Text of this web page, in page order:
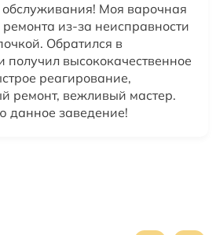
Моя варочная
из-за неисправности
Обратился в
получил высококачественное
реагирование,
ремонт, вежливый мастер.
данное заведение!